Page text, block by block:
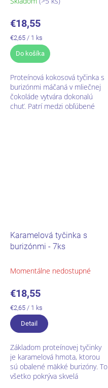
€18,55
Jednotková
cena:
€2,65 / 1 ks
Do košíka
Proteínová kokosová tyčinka s
burizónmi máčaná v mliečnej
čokoláde vytvára dokonalú
chuť. Patrí medzi obľúbené
Karamelová tyčinka s
burizónmi - 7ks
Momentálne nedostupné
€18,55
Jednotková
cena:
€2,65 / 1 ks
Detail
Základom proteínovej tyčinky
je karamelová hmota, ktorou
sú obalené mäkké burizóny. To
všetko pokrýva skvelá